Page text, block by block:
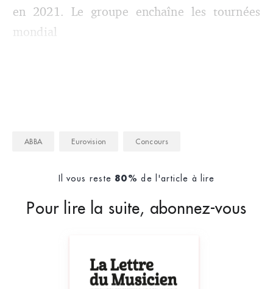
en 2021. Le groupe enchaîne les tournées
mondial
ABBA Eurovision Concours
Il vous reste 80% de l'article à lire
Pour lire la suite, abonnez-vous